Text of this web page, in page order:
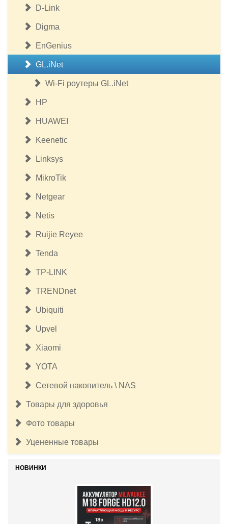
D-Link
Digma
EnGenius
GL.iNet
Wi-Fi роутеры GL.iNet
HP
HUAWEI
Keenetic
Linksys
MikroTik
Netgear
Netis
Ruijie Reyee
Tenda
TP-LINK
TRENDnet
Ubiquiti
Upvel
Xiaomi
YOTA
Сетевой накопитель \ NAS
Товары для здоровья
Фото товары
Уцененные товары
НОВИНКИ